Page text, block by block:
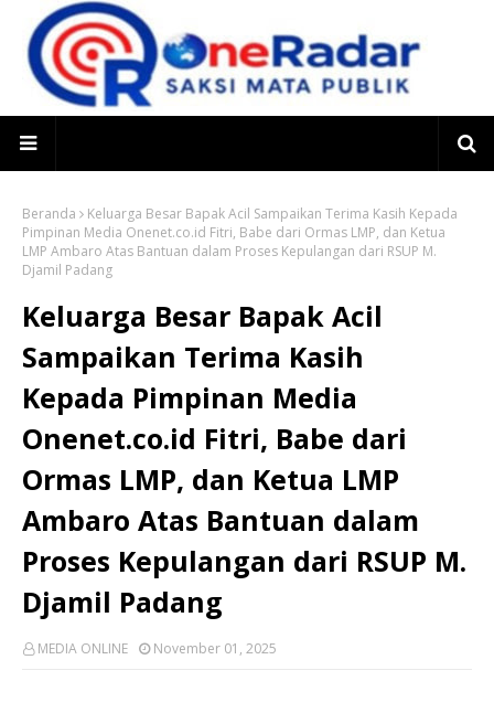
Beranda
Keluarga Besar Bapak Acil Sampaikan Terima Kasih Kepada
Pimpinan Media Onenet.co.id Fitri, Babe dari Ormas LMP, dan Ketua
LMP Ambaro Atas Bantuan dalam Proses Kepulangan dari RSUP M.
Djamil Padang
Keluarga Besar Bapak Acil
Sampaikan Terima Kasih
Kepada Pimpinan Media
Onenet.co.id Fitri, Babe dari
Ormas LMP, dan Ketua LMP
Ambaro Atas Bantuan dalam
Proses Kepulangan dari RSUP M.
Djamil Padang
MEDIA ONLINE November 01, 2025